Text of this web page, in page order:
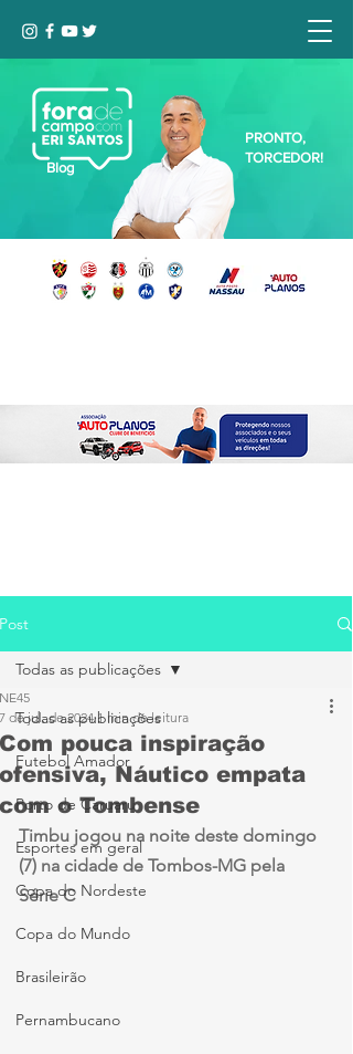
Blog
PRONTO,
TORCEDOR!
Post
Todas as publicações
Futebol Amador
Porto de Caruaru
Esportes em geral
Copa do Nordeste
Copa do Mundo
Brasileirão
Pernambucano
Todas as publicações
Com pouca inspiração
ofensiva, Náutico empata
com o Tombense
NE45
7 de jul. de 2024 1 min de leitura
Timbu jogou na noite deste domingo
(7) na cidade de Tombos-MG pela
Série C